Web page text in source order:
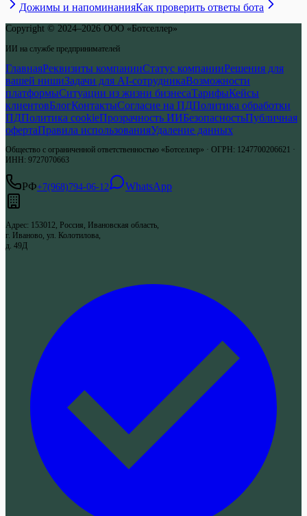
Дожимы и напоминанияКак проверить ответы бота
Copyright © 2024–2026 ООО «Ботселлер»
ИИ на службе предпринимателей
ГлавнаяРеквизиты компанииСтатус компанииРешения для
вашей нишиЗадачи для AI-сотрудникаВозможности
платформыСитуации из жизни бизнесаТарифыКейсы
клиентовБлогКонтактыСогласие на ПДПолитика обработки
ПДПолитика cookieПрозрачность ИИБезопасностьПубличная
офертаПравила использованияУдаление данных
Общество с ограниченной ответственностью «Ботселлер» · ОГРН: 1247700206621 ·
ИНН: 9727070663
РФ+7(968)794-06-12 WhatsApp
Адрес: 153012, Россия, Ивановская область,
г. Иваново, ул. Колотилова,
д. 49Д